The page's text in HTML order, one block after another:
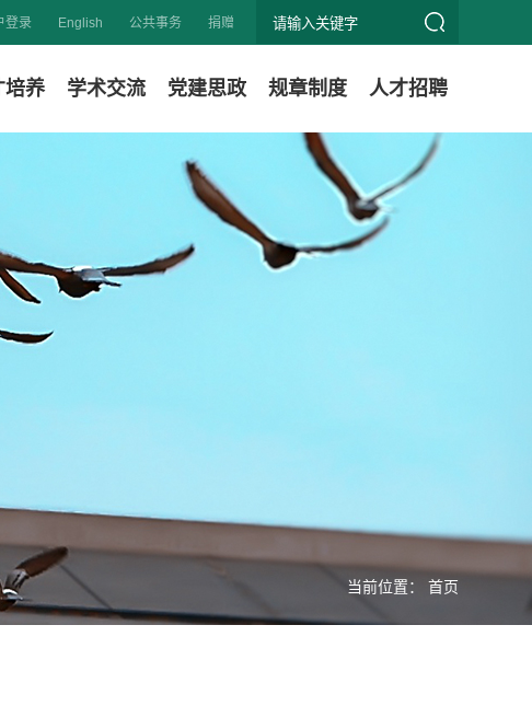
登录 English 公共事务 捐赠
培养 学术交流 党建思政 规章制度 人才招聘
当前位置： 首页